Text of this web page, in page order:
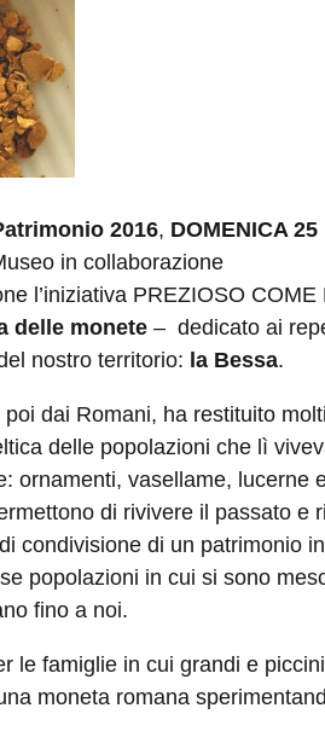
2016, DOMENICA 25
in collaborazione
l’iniziativa PREZIOSO COME
delle monete – dedicato ai
nostro territorio: la Bessa.
dai Romani, ha restituito molti
delle popolazioni che lì
ornamenti, vasellame, lucerne
di rivivere il passato e
condivisione di un patrimonio
popolazioni in cui si sono
fino a noi.
le famiglie in cui grandi e
moneta romana